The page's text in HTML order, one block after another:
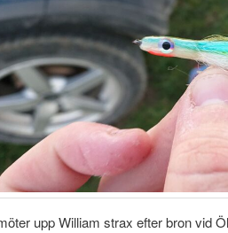
upp William strax efter bron vid